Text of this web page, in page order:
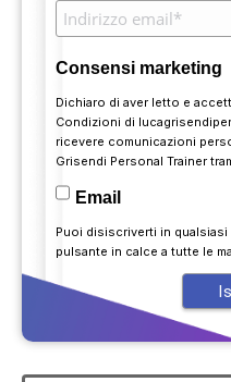
Consensi marketing
Dichiaro di aver letto e
Condizioni di
ricevere comunicazioni
Grisendi Personal Trainer
Email
Puoi disiscriverti in
pulsante in calce a tutte le